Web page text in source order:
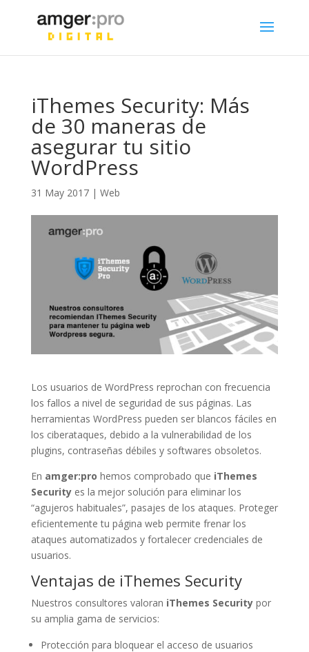
iThemes Security: Más
de 30 maneras de
asegurar tu sitio
WordPress
31 May 2017| Web
Los usuarios de WordPress reprochan con frecuencia
los fallos a nivel de seguridad de sus páginas. Las
herramientas WordPress pueden ser blancos fáciles en
los ciberataques, debido a la vulnerabilidad de los
plugins, contraseñas débiles y softwares obsoletos.
En amger:pro hemos comprobado que iThemes
Securityes la mejor solución para eliminar los
“agujeros habituales”, pasajes de los ataques. Proteger
eficientemente tu página web permite frenar los
ataques automatizados y fortalecer credenciales de
usuarios.
Ventajas de iThemes Security
Nuestros consultores valoran iThemes Securitypor
su amplia gama de servicios:
Protección para bloquear el acceso de usuarios